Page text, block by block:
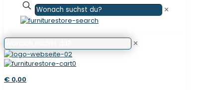
✕
✕
0
€ 0,00